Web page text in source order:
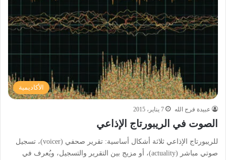
الأكاديمية
عبيدة فرج الله 7 يناير، 2015
الصوت في الريبورتاج الإذاعي
للريبورتاج الإذاعي ثلاثة أشكال أساسية: تقرير صحفي (voicer)، تسجيل
صوتي مباشر (actuality)، أو مزيج بين التقرير والتسجيل، ويُعرف في